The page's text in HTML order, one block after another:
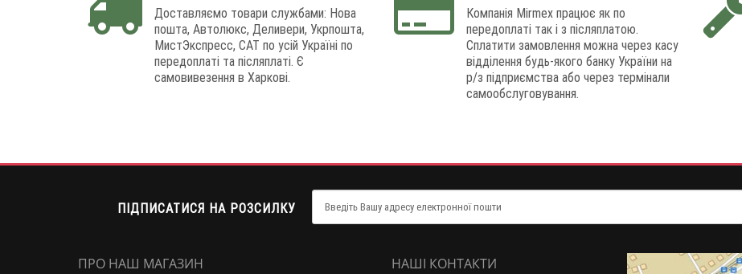
Доставляємо товари службами: Нова
пошта, Автолюкс, Деливери, Укрпошта,
МистЭкспресс, САТ по усій Україні по
передоплаті та післяплаті. Є
самовивезення в Харкові.
Компанія Mirmex працює як по
передоплаті так і з післяплатою.
Сплатити замовлення можна через касу
відділення будь-якого банку України на
р/з підприємства або через термінали
самообслуговування.
ПІДПИСАТИСЯ НА РОЗСИЛКУ
ПРО НАШ МАГАЗИН НАШІ КОНТАКТИ